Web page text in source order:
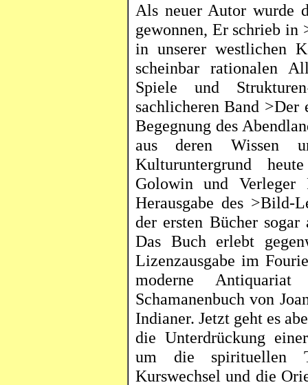
Als neuer Autor wurde
gewonnen, Er schrieb in
in unserer westlichen
scheinbar rationalen
Spiele und
sachlicheren Band
Begegnung des
aus deren Wissen
Kulturuntergrund
Golowinund Verleger
Herausgabe des >Bild-
der ersten Bücher sogar
Das Buch erlebt
Lizenzausgabe im
moderne
Schamanenbuch von
Indianer. Jetzt geht es
die Unterdrückung
um die spirituellen
Kurswechsel und die